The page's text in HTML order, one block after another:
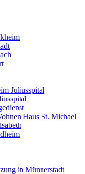
Juliusspital
Haus St. Michael
in Münnerstadt